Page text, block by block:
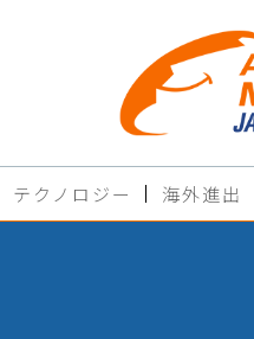
テクノロジー 海外進出